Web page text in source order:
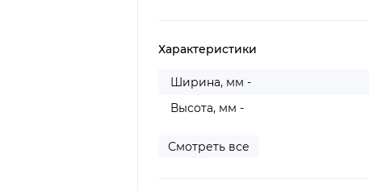
Характеристики
Ширина, мм -
Высота, мм -
Смотреть все